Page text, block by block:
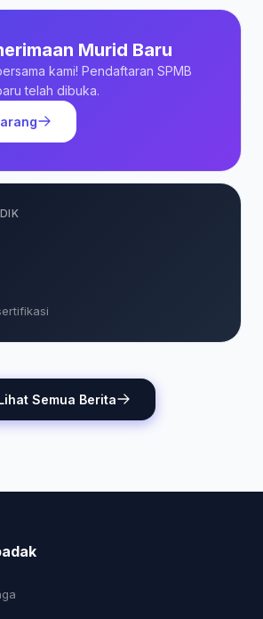
Murid Baru
kami! Pendaftaran SPMB
telah dibuka.
Semua Berita